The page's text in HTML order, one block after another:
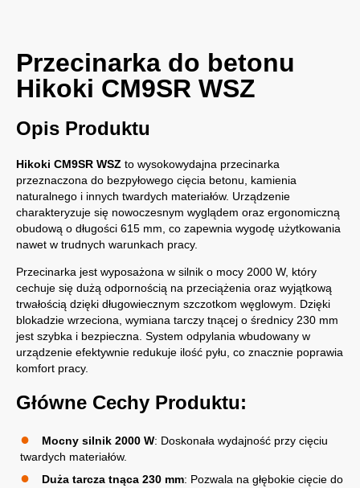
Przecinarka do betonu
Hikoki CM9SR WSZ
Opis Produktu
Hikoki CM9SR WSZ to wysokowydajna przecinarka
przeznaczona do bezpyłowego cięcia betonu, kamienia
naturalnego i innych twardych materiałów. Urządzenie
charakteryzuje się nowoczesnym wyglądem oraz ergonomiczną
obudową o długości 615 mm, co zapewnia wygodę użytkowania
nawet w trudnych warunkach pracy.
Przecinarka jest wyposażona w silnik o mocy 2000 W, który
cechuje się dużą odpornością na przeciążenia oraz wyjątkową
trwałością dzięki długowiecznym szczotkom węglowym. Dzięki
blokadzie wrzeciona, wymiana tarczy tnącej o średnicy 230 mm
jest szybka i bezpieczna. System odpylania wbudowany w
urządzenie efektywnie redukuje ilość pyłu, co znacznie poprawia
komfort pracy.
Główne Cechy Produktu:
Mocny silnik 2000 W: Doskonała wydajność przy cięciu
twardych materiałów.
Duża tarcza tnąca 230 mm: Pozwala na głębokie cięcie do